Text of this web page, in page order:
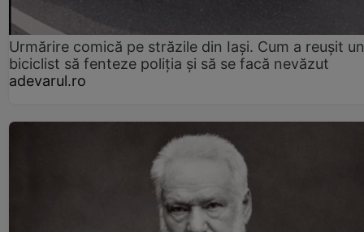
Urmărire comică pe străzile din Iași. Cum a reușit un
biciclist să fenteze poliția și să se facă nevăzut
adevarul.ro